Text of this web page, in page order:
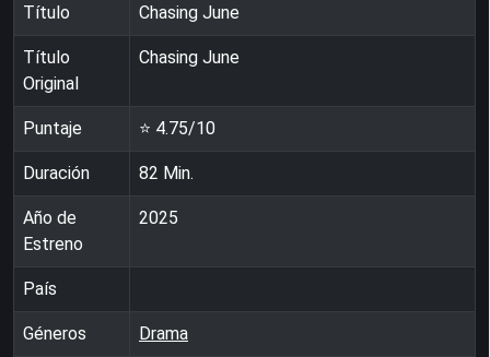
Título Chasing June
Título
Original
Chasing June
Puntaje ⭐ 4.75/10
Duración 82 Min.
Año de
Estreno
2025
País
Géneros Drama